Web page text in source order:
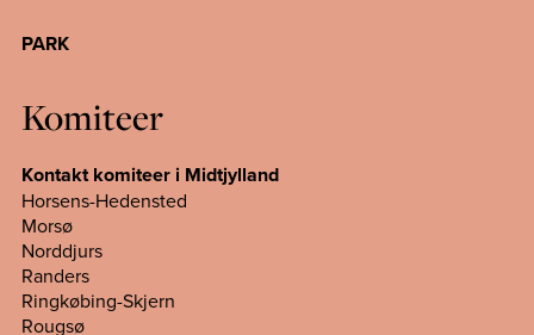
PARK
Komiteer
Kontakt komiteer i Midtjylland
Horsens-Hedensted
Morsø
Norddjurs
Randers
Ringkøbing-Skjern
Rougsø